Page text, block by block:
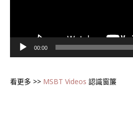
00:00
看更多 >> MSBT Videos 認識窗簾